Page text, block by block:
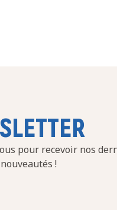
pour recevoir nos
!